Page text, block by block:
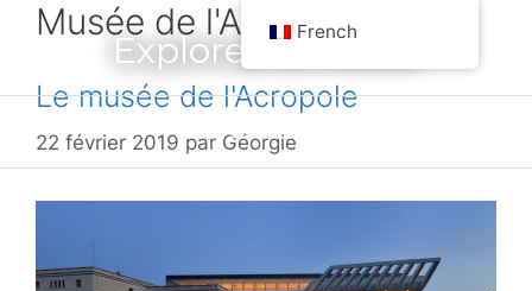
Aller
Explorez la Grèce
Menu
Musée de l'Acropole
Le musée de l'Acropole
22 février 2019 par Géorgie
French